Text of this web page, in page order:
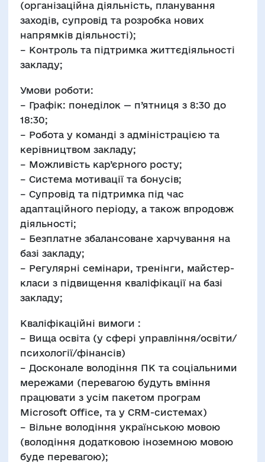
(організаційна діяльність, планування
заходів, супровід та розробка нових
напрямків діяльності);
– Контроль та підтримка життєдіяльності
закладу;
Умови роботи:
– Графік: понеділок — п’ятниця з 8:30 до
18:30;
– Робота у команді з адміністрацією та
керівництвом закладу;
– Можливість кар’єрного росту;
– Система мотивації та бонусів;
– Супровід та підтримка під час
адаптаційного періоду, а також впродовж
діяльності;
– Безплатне збалансоване харчування на
базі закладу;
– Регулярні семінари, тренінги, майстер-
класи з підвищення кваліфікації на базі
закладу;
Кваліфікаційні вимоги :
– Вища освіта (у сфері управління/освіти/
психології/фінансів)
– Досконале володіння ПК та соціальними
мережами (перевагою будуть вміння
працювати з усім пакетом програм
Microsoft Office, та у CRM-системах)
– Вільне володіння українською мовою
(володіння додатковою іноземною мовою
буде перевагою);